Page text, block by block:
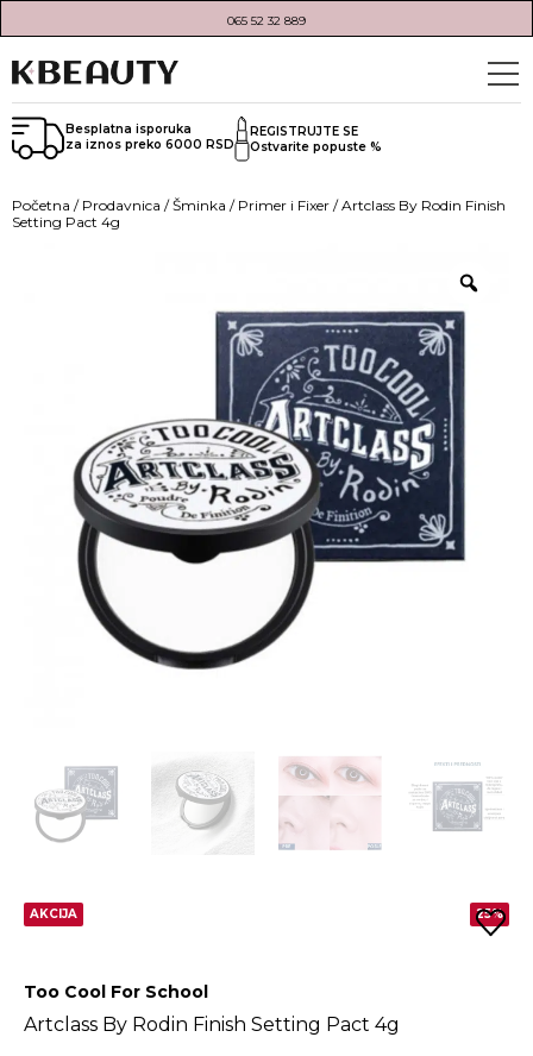
065 52 32 889
Besplatna isporuka
za iznos preko 6000 RSD
REGISTRUJTE SE
Ostvarite popuste %
Početna / Prodavnica /Šminka / Primer i Fixer / Artclass By Rodin Finish
Setting Pact 4g
AKCIJA 25%
Too Cool For School
Artclass By Rodin Finish Setting Pact 4g